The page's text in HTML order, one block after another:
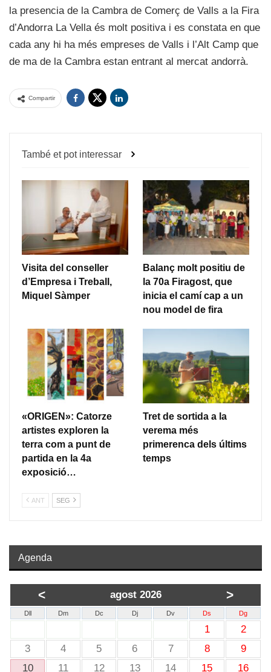
la presencia de la Cambra de Comerç de Valls a la Fira
d’Andorra La Vella és molt positiva i es constata en que
cada any hi ha més empreses de Valls i l’Alt Camp que
de ma de la Cambra estan entrant al mercat andorrà.
Compartir
També et pot interessar
Visita del conseller
d’Empresa i Treball,
Miquel Sàmper
Balanç molt positiu de
la 70a Firagost, que
inicia el camí cap a un
nou model de fira
«ORIGEN»: Catorze
artistes exploren la
terra com a punt de
partida en la 4a
exposició…
Tret de sortida a la
verema més
primerenca dels últims
temps
ANT SEG
Agenda
< agost 2026 >
Dll Dm Dc Dj Dv Ds Dg
1
2
3
4 5 6 7 8
9
10
11 12 13 14 15 16